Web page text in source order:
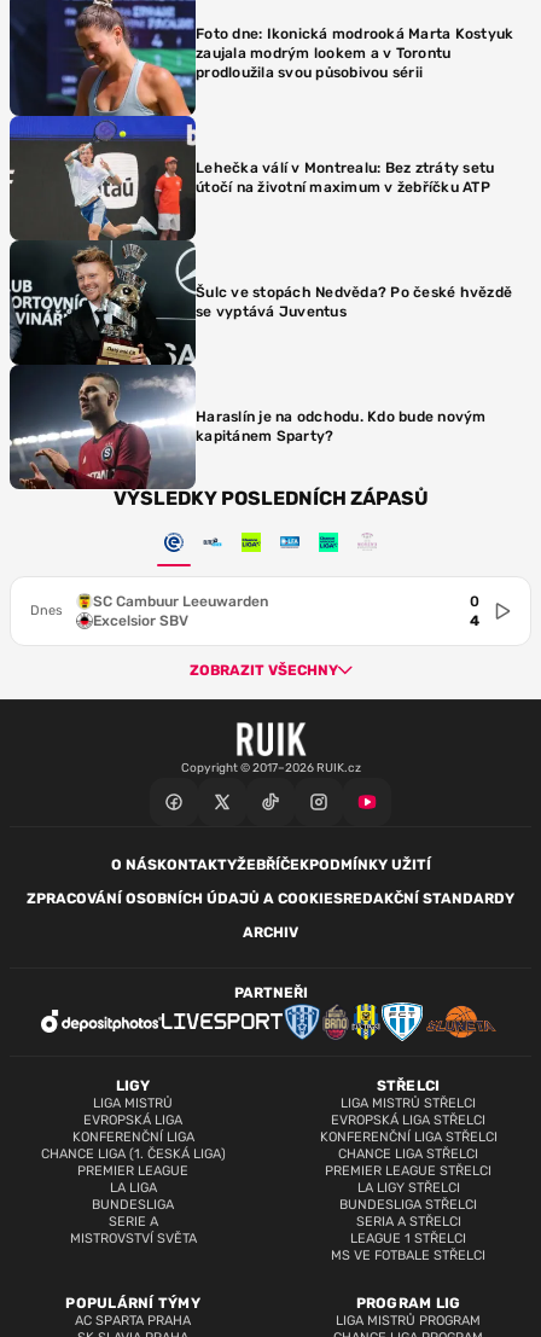
Foto dne: Ikonická modrooká Marta Kostyuk
zaujala modrým lookem a v Torontu
prodloužila svou působivou sérii
Lehečka válí v Montrealu: Bez ztráty setu
útočí na životní maximum v žebříčku ATP
Šulc ve stopách Nedvěda? Po české hvězdě
se vyptává Juventus
Haraslín je na odchodu. Kdo bude novým
kapitánem Sparty?
VÝSLEDKY POSLEDNÍCH ZÁPASŮ
Dnes
SC Cambuur Leeuwarden
Excelsior SBV
0
4
ZOBRAZIT VŠECHNY
Copyright © 2017–2026 RUIK.cz
O NÁSKONTAKTYŽEBŘÍČEKPODMÍNKY UŽITÍ
ZPRACOVÁNÍ OSOBNÍCH ÚDAJŮ A COOKIESREDAKČNÍ STANDARDY
ARCHIV
LIGY
LIGA MISTRŮ
EVROPSKÁ LIGA
KONFERENČNÍ LIGA
CHANCE LIGA (1. ČESKÁ LIGA)
PREMIER LEAGUE
LA LIGA
BUNDESLIGA
SERIE A
MISTROVSTVÍ SVĚTA
STŘELCI
LIGA MISTRŮ STŘELCI
EVROPSKÁ LIGA STŘELCI
KONFERENČNÍ LIGA STŘELCI
CHANCE LIGA STŘELCI
PREMIER LEAGUE STŘELCI
LA LIGY STŘELCI
BUNDESLIGA STŘELCI
SERIA A STŘELCI
LEAGUE 1 STŘELCI
MS VE FOTBALE STŘELCI
POPULÁRNÍ TÝMY
AC SPARTA PRAHA
PROGRAM LIG
LIGA MISTRŮ PROGRAM
PARTNEŘI